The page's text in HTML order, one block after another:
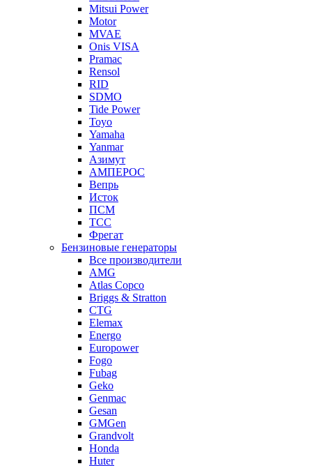
Mitsui Power
Motor
MVAE
Onis VISA
Pramac
Rensol
RID
SDMO
Tide Power
Toyo
Yamaha
Yanmar
Азимут
АМПЕРОС
Вепрь
Исток
ПСМ
ТСС
Фрегат
Бензиновые генераторы
Все производители
AMG
Atlas Copco
Briggs & Stratton
CTG
Elemax
Energo
Europower
Fogo
Fubag
Geko
Genmac
Gesan
GMGen
Grandvolt
Honda
Huter